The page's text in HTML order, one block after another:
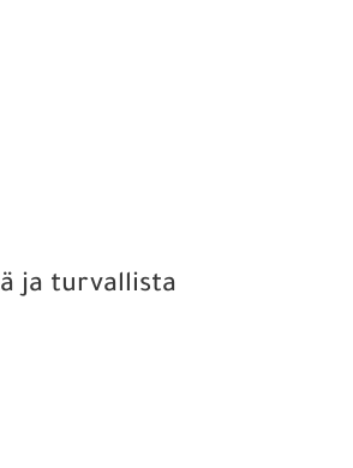
ja turvallista